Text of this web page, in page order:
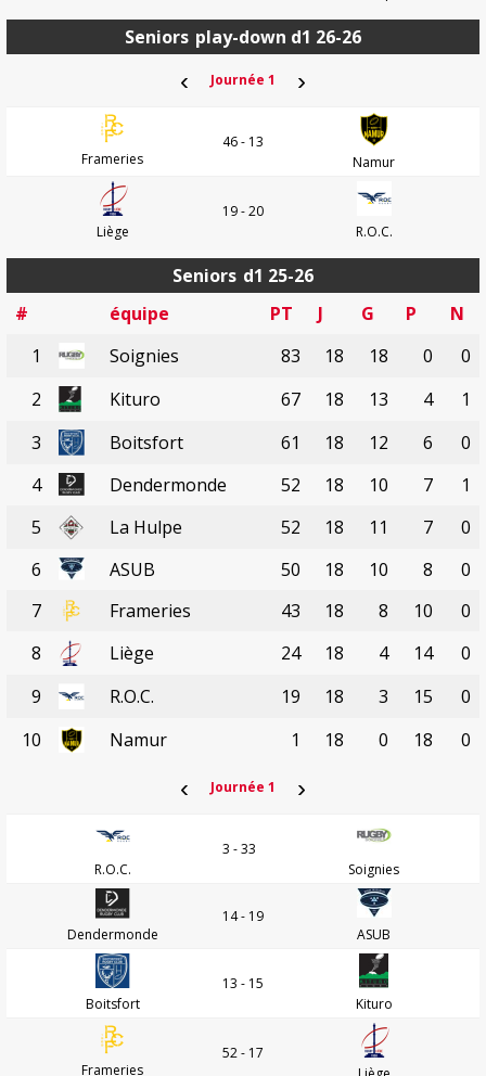
Seniors play-down d1 26-26
‹ Journée 1 ›
Frameries
46 - 13
Namur
Liège
19 - 20
R.O.C.
Seniors d1 25-26
#
équipe PT J G P
N
1
Soignies 83 18 18 0
0
2
Kituro 67 18 13 4
1
3
Boitsfort 61 18 12 6
0
4
Dendermonde 52 18 10 7
1
5
La Hulpe 52 18 11 7
0
6
ASUB 50 18 10 8
0
7
Frameries 43 18 8 10
0
8
Liège 24 18 4 14
0
9
R.O.C. 19 18 3 15
0
10
Namur 1 18 0 18 0
‹ Journée 1 ›
R.O.C.
3 - 33
Soignies
Dendermonde
14 - 19
ASUB
Boitsfort
13 - 15
Kituro
Frameries
52 - 17